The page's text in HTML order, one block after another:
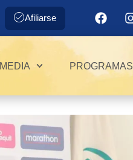
Afiliarse
MEDIA PROGRAMAS